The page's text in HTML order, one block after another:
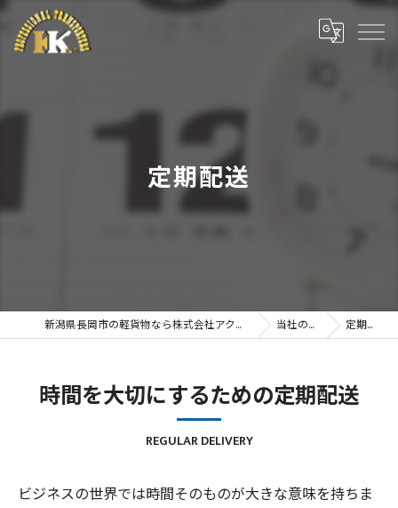
定期配送
新潟県長岡市の軽貨物なら株式会社アクティブプラン 当社の特徴 定期配送
時間を大切にするための定期配送
REGULAR DELIVERY
ビジネスの世界では時間そのものが大きな意味を持ちま